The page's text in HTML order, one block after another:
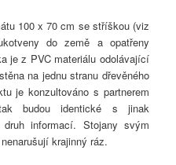
100 x 70 cm se stříškou (viz
do země a opatřeny
je z PVC materiálu odolávající
na jednu stranu dřevěného
je konzultováno s partnerem
budou identické s jinak
informací. Stojany svým
krajinný ráz.